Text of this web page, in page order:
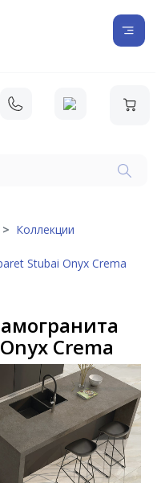
Коллекции
Stubai Onyx Crema
Crema